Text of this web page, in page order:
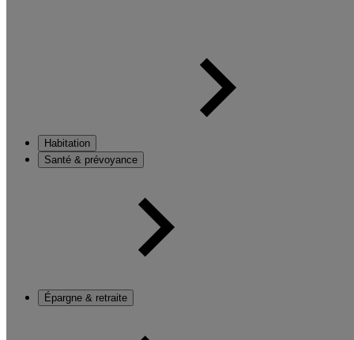
Habitation
Santé & prévoyance
Épargne & retraite